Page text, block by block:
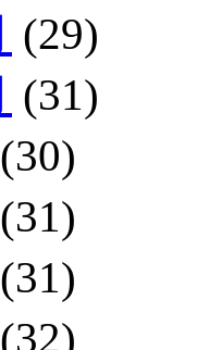
(29)
(31)
(30)
(31)
(31)
(32)